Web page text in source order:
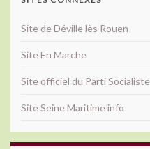
Site de Déville lès Rouen
Site En Marche
Site officiel du Parti Socialiste
Site Seine Maritime info